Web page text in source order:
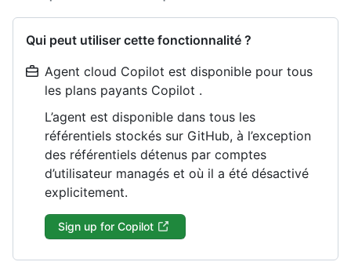
Qui peut utiliser cette fonctionnalité ?
Agent cloud Copilot est disponible pour tous
les plans payants Copilot .
L’agent est disponible dans tous les
référentiels stockés sur GitHub, à l’exception
des référentiels détenus par comptes
d’utilisateur managés et où il a été désactivé
explicitement.
Sign up for Copilot